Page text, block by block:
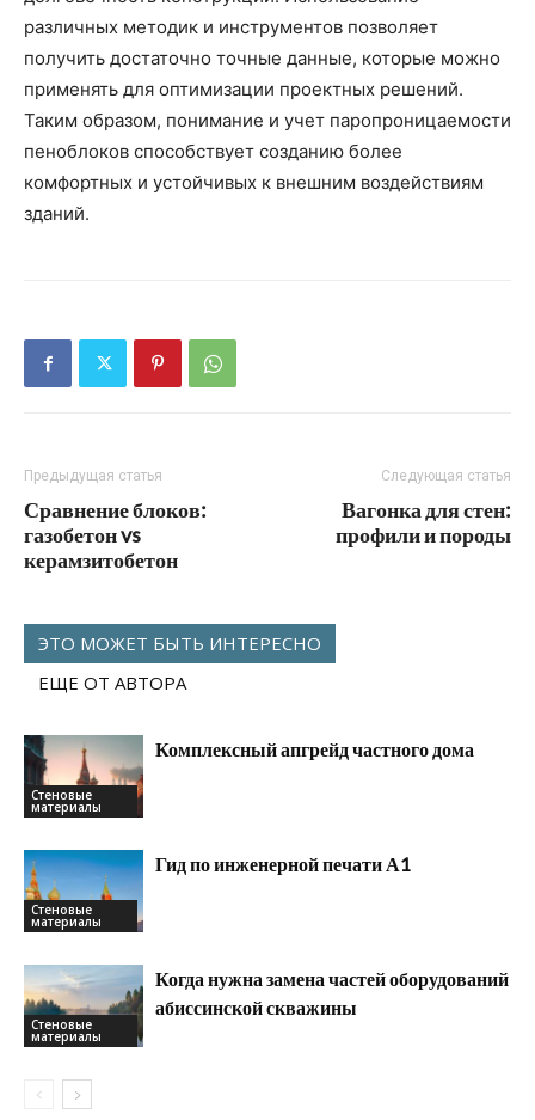
различных методик и инструментов позволяет
получить достаточно точные данные, которые можно
применять для оптимизации проектных решений.
Таким образом, понимание и учет паропроницаемости
пеноблоков способствует созданию более
комфортных и устойчивых к внешним воздействиям
зданий.
Предыдущая статья
Сравнение блоков:
газобетон vs
керамзитобетон
Следующая статья
Вагонка для стен:
профили и породы
ЭТО МОЖЕТ БЫТЬ ИНТЕРЕСНО
ЕЩЕ ОТ АВТОРА
Стеновые
материалы
Комплексный апгрейд частного дома
Стеновые
материалы
Гид по инженерной печати А1
Стеновые
материалы
Когда нужна замена частей оборудований
абиссинской скважины